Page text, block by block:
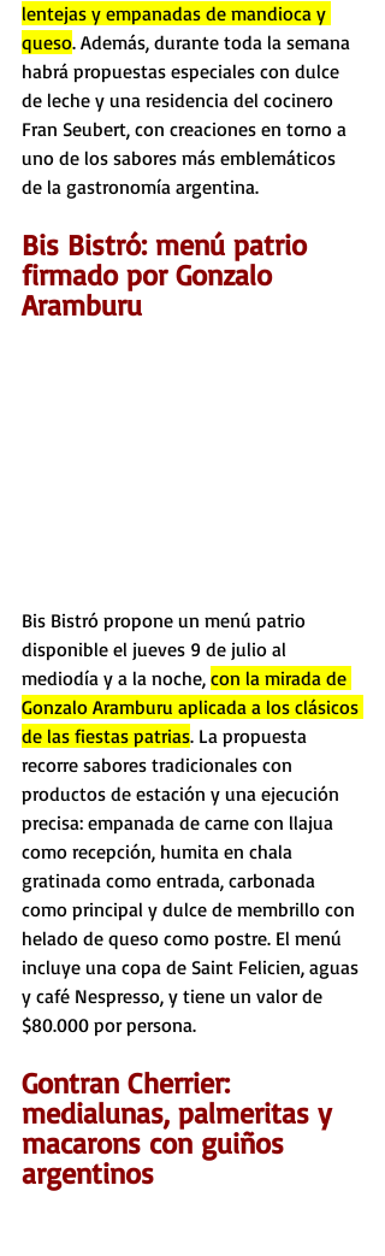
lentejas y empanadas de mandioca y
queso. Además, durante toda la semana
habrá propuestas especiales con dulce
de leche y una residencia del cocinero
Fran Seubert, con creaciones en torno a
uno de los sabores más emblemáticos
de la gastronomía argentina.
Bis Bistró: menú patrio
firmado por Gonzalo
Aramburu
Bis Bistró propone un menú patrio
disponible el jueves 9 de julio al
mediodía y a la noche, con la mirada de
Gonzalo Aramburu aplicada a los clásicos
de las fiestas patrias. La propuesta
recorre sabores tradicionales con
productos de estación y una ejecución
precisa: empanada de carne con llajua
como recepción, humita en chala
gratinada como entrada, carbonada
como principal y dulce de membrillo con
helado de queso como postre. El menú
incluye una copa de Saint Felicien, aguas
y café Nespresso, y tiene un valor de
$80.000 por persona.
Gontran Cherrier:
medialunas, palmeritas y
macarons con guiños
argentinos